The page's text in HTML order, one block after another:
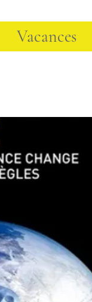
Vacances